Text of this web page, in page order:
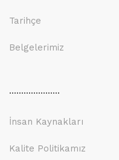
Tarihçe
Belgelerimiz
.....................
İnsan Kaynakları
Kalite Politikamız